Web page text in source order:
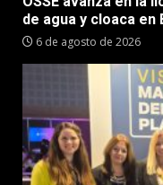
de agua y cloaca en
6 de agosto de 2026